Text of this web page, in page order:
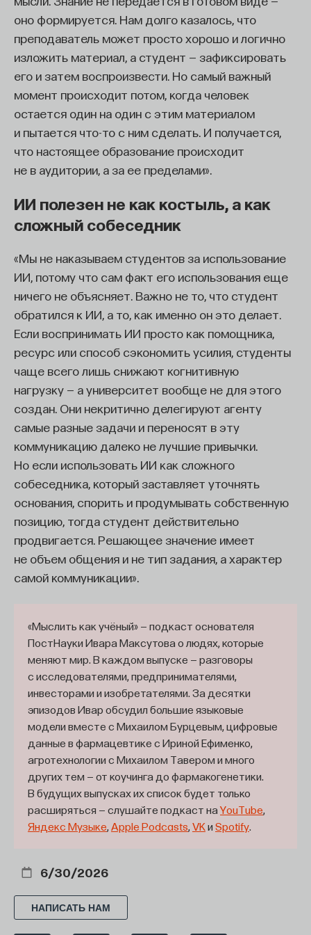
оно формируется. Нам долго казалось, что
преподаватель может просто хорошо и логично
изложить материал, а студент — зафиксировать
его и затем воспроизвести. Но самый важный
момент происходит потом, когда человек
остается один на один с этим материалом
и пытается что-то с ним сделать. И получается,
что настоящее образование происходит
не в аудитории, а за ее пределами».
ИИ полезен не как костыль, а как
сложный собеседник
«Мы не наказываем студентов за использование
ИИ, потому что сам факт его использования еще
ничего не объясняет. Важно не то, что студент
обратился к ИИ, а то, как именно он это делает.
Если воспринимать ИИ просто как помощника,
ресурс или способ сэкономить усилия, студенты
чаще всего лишь снижают когнитивную
нагрузку — а университет вообще не для этого
создан. Они некритично делегируют агенту
самые разные задачи и переносят в эту
коммуникацию далеко не лучшие привычки.
Но если использовать ИИ как сложного
собеседника, который заставляет уточнять
основания, спорить и продумывать собственную
позицию, тогда студент действительно
продвигается. Решающее значение имеет
не объем общения и не тип задания, а характер
самой коммуникации».
«Мыслить как учёный» — подкаст основателя
ПостНауки Ивара Максутова о людях, которые
меняют мир. В каждом выпуске — разговоры
с исследователями, предпринимателями,
инвесторами и изобретателями. За десятки
эпизодов Ивар обсудил большие языковые
модели вместе с Михаилом Бурцевым, цифровые
данные в фармацевтике с Ириной Ефименко,
агротехнологии с Михаилом Тавером и много
других тем — от коучинга до фармакогенетики.
В будущих выпусках их список будет только
расширяться — слушайте подкаст на YouTube,
Яндекс Музыке, Apple Podcasts, VKи Spotify.
6/30/2026
НАПИСАТЬ НАМ
отнесены к личностной проблеме. У психологов
есть понятие «личностный смысл». Оно очень
тесно связано с мотивами, потребностями,
ценностями человека. Фактически это ответ
на вопрос: а что для меня значит нечто? Что для
меня значит этот предмет? Что для меня значит
этот человек? Для меня лично. Не для кого-
то там. Это личностный смысл какой-то части
реальности.
ее понимания — понимают как ситуацию,
в которой человек испытывает очень большие
реализовать свой личностный смысл, найти его
или каким-то образом изменить, чтобы его
внутренние ощущения гармонии, комфорта
появились или вернулись.
Практические исследования в области
психологии решения личностных проблем
в России, к сожалению, не проводились. У нас
пока не существует никаких эмпирических
исследований на нашем материале.
Но за рубежом эти исследования имеют уже
больше 30 лет багажа, хотя с понятиями там все
так же плохо, как и у нас. Тем не менее было
выявлено несколько интересных фактов о людях,
которые демонстрируют хорошую и не очень
хорошую способность решать личностные
проблемы. В частности, было установлено, что
люди с хорошей способностью решать
по физическому здоровью, они чувствуют себя
более уверенно и имеют более позитивный образ
себя.
Интересен также факт, что решение сложных,
в том числе сложных личностных проблем мало
зависит от уровня интеллекта. Хотя, казалось бы,
это прямая связь. На бытовом уровне кажется,
что чем умнее человек, тем лучше он решает
какие-то проблемы, в том числе и личностные.
Оказалось, что это вовсе не так и, скорее всего,
способность хорошо решать сложные проблемы
то есть к непредсказуемости условий,
Есть люди с довольно хорошо развитым